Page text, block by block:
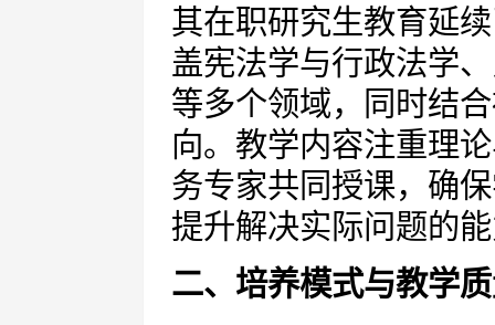
其在职研究生教育延
盖宪法学与行政法学
等多个领域，同时结
向。教学内容注重理
务专家共同授课，确
提升解决实际问题的
二、培养模式与教学